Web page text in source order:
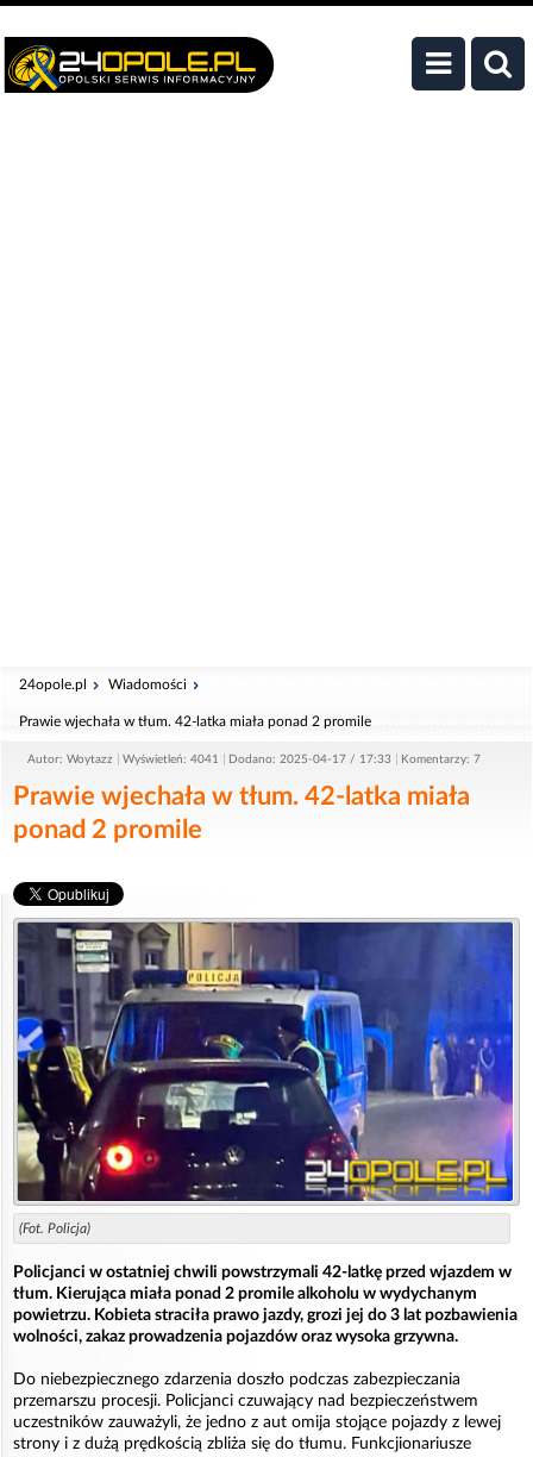
24opole.pl Wiadomości
Prawie wjechała w tłum. 42-latka miała ponad 2 promile
Autor: Woytazz Wyświetleń: 4041 Dodano: 2025-04-17 / 17:33 Komentarzy: 7
Prawie wjechała w tłum. 42-latka miała
ponad 2 promile
(Fot. Policja)
Policjanci w ostatniej chwili powstrzymali 42-latkę przed wjazdem w
tłum. Kierująca miała ponad 2 promile alkoholu w wydychanym
powietrzu. Kobieta straciła prawo jazdy, grozi jej do 3 lat pozbawienia
wolności, zakaz prowadzenia pojazdów oraz wysoka grzywna.
Do niebezpiecznego zdarzenia doszło podczas zabezpieczania
przemarszu procesji. Policjanci czuwający nad bezpieczeństwem
uczestników zauważyli, że jedno z aut omija stojące pojazdy z lewej
strony i z dużą prędkością zbliża się do tłumu. Funkcjionariusze